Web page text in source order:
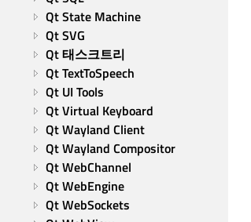
Qt State Machine
Qt SVG
Qt 태스크트리
Qt TextToSpeech
Qt UI Tools
Qt Virtual Keyboard
Qt Wayland Client
Qt Wayland Compositor
Qt WebChannel
Qt WebEngine
Qt WebSockets